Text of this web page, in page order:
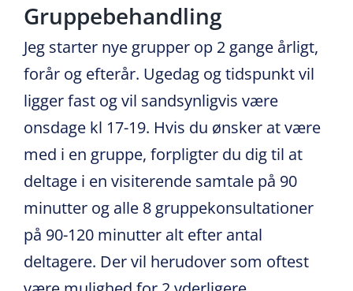
Gruppebehandling
Jeg starter nye grupper op 2 gange årligt,
forår og efterår. Ugedag og tidspunkt vil
ligger fast og vil sandsynligvis være
onsdage kl 17-19. Hvis du ønsker at være
med i en gruppe, forpligter du dig til at
deltage i en visiterende samtale på 90
minutter og alle 8 gruppekonsultationer
på 90-120 minutter alt efter antal
deltagere. Der vil herudover som oftest